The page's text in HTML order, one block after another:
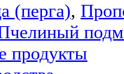
(перга),
продукты